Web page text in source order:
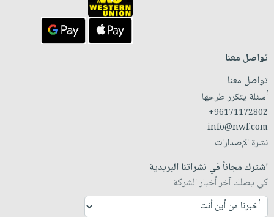
تواصل معنا
تواصل معنا
أسئلة يتكرر طرحها
+96171172802
info@nwf.com
نشرة الإصدارات
اشترك مجاناً في نشراتنا البريدية
كي يصلك آخر أخبار الشركة